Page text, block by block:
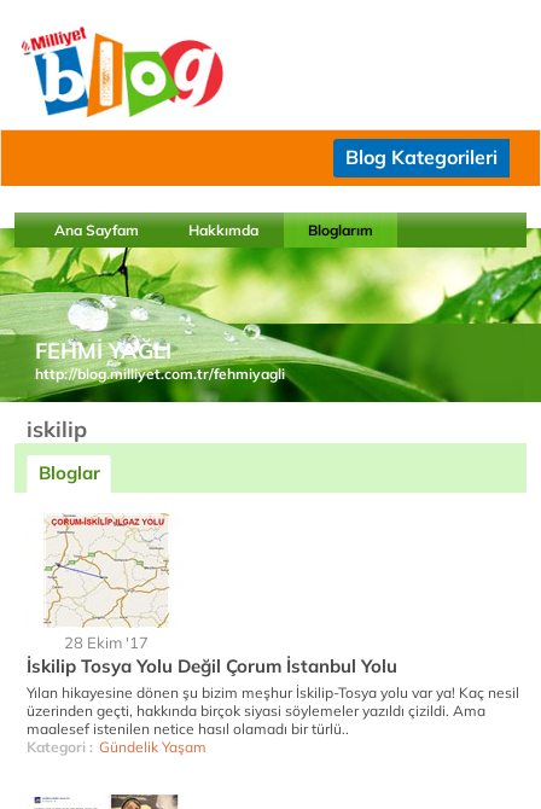
Blog Kategorileri
Ana Sayfam Hakkımda Bloglarım
FEHMİ YAĞLI
http://blog.milliyet.com.tr/fehmiyagli
iskilip
Bloglar
28 Ekim '17
İskilip Tosya Yolu Değil Çorum İstanbul Yolu
Yılan hikayesine dönen şu bizim meşhur İskilip-Tosya yolu var ya! Kaç nesil
üzerinden geçti, hakkında birçok siyasi söylemeler yazıldı çizildi. Ama
maalesef istenilen netice hasıl olamadı bir türlü..
Kategori : Gündelik Yaşam